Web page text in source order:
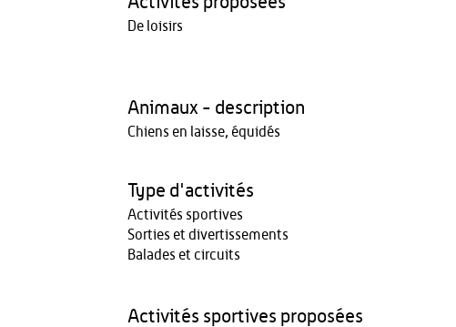
De loisirs
Animaux - description
Chiens en laisse, équidés
Type d'activités
Activités sportives
Sorties et divertissements
Balades et circuits
Activités sportives proposées